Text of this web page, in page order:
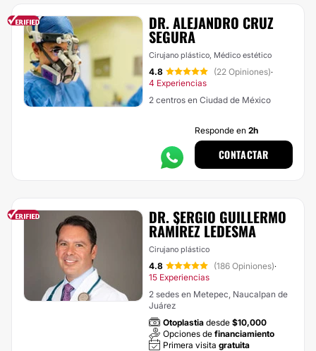
DR. ALEJANDRO CRUZ
SEGURA
Cirujano plástico, Médico estético
4.8 (22 Opiniones)·
4 Experiencias
2 centros en Ciudad de México
Responde en 2h
CONTACTAR
DR. SERGIO GUILLERMO
RAMÍREZ LEDESMA
Cirujano plástico
4.8 (186 Opiniones)·
15 Experiencias
2 sedes en Metepec, Naucalpan de
Juárez
Otoplastia desde $10,000
Opciones de financiamiento
Primera visita gratuita